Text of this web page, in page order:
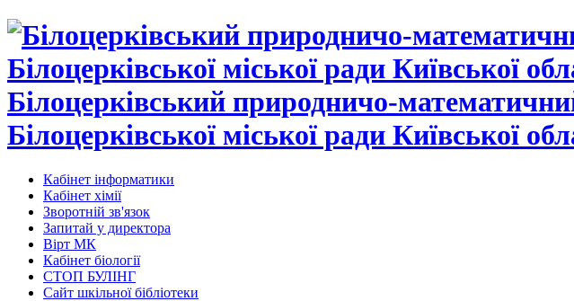
Білоцерківський природничо-
Білоцерківської міської ради Київської
Кабінет інформатики
Кабінет хімії
Зворотній зв'язок
Запитай у директора
Вірт МК
Кабінет біології
СТОП БУЛІНГ
Сайт шкільної бібліотеки